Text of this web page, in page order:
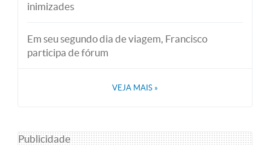
inimizades
Em seu segundo dia de viagem, Francisco
participa de fórum
VEJA MAIS »
Publicidade